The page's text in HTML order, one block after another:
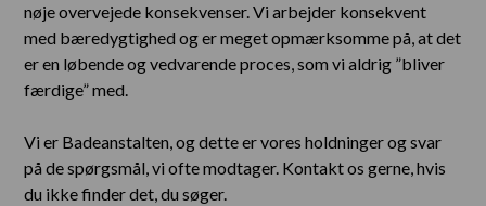
nøje overvejede konsekvenser. ​Vi arbejder konsekvent
med bæredygtighed og er meget opmærksomme på, at det
er en løbende og vedvarende proces, som vi aldrig ”bliver
færdige” med.
Vi er Badeanstalten, og dette er vores holdninger og svar
på de spørgsmål, vi ofte modtager. Kontakt os gerne, hvis
du ikke finder det, du søger.